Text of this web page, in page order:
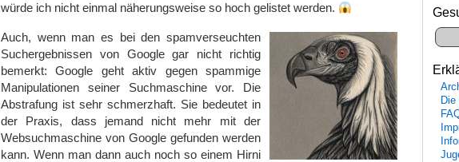
würde ich nicht einmal näherungsweise so hoch gelistet werden.
Auch, wenn man es bei den spamverseuchten
Suchergebnissen von Google gar nicht richtig
bemerkt: Google geht aktiv gegen spammige
Manipulationen seiner Suchmaschine vor. Die
Abstrafung ist sehr schmerzhaft. Sie bedeutet in
der Praxis, dass jemand nicht mehr mit der
Websuchmaschine von Google gefunden werden
kann. Wenn man dann auch noch so einem Hirni